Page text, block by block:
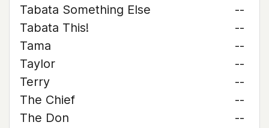
Tabata Something Else
--
Tabata This!
--
Tama
--
Taylor
--
Terry
--
The Chief
--
The Don
--